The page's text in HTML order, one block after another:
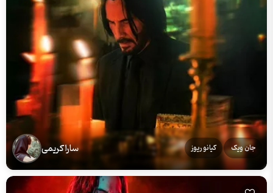
جان ویک کیانو ریوز سارا کریمی